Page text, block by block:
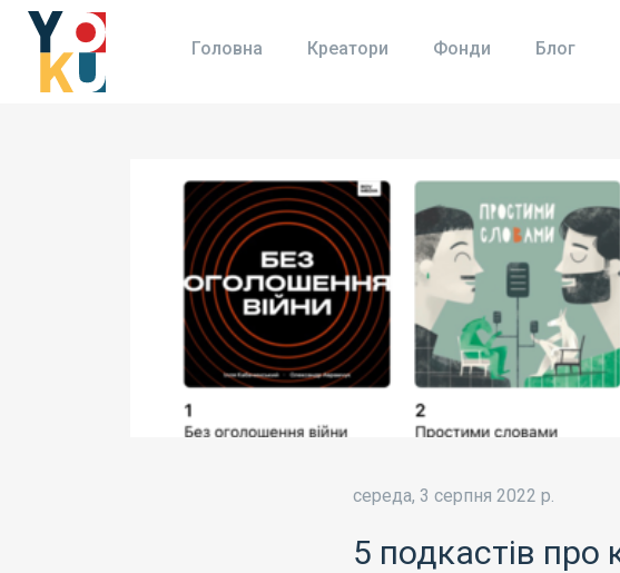
Головна Креатори Фонди Блог
середа, 3 серпня 2022 р.
5 подкастів про